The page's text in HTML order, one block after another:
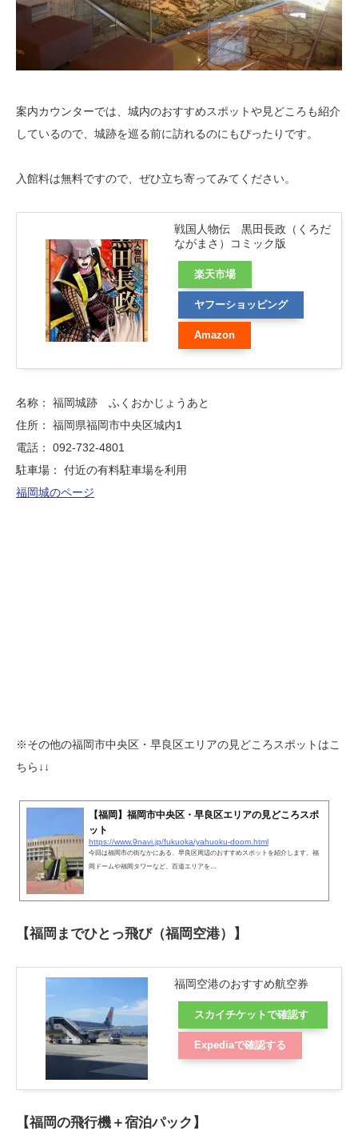
案内カウンターでは、城内のおすすめスポットや見どころも紹介
しているので、城跡を巡る前に訪れるのにもぴったりです。
入館料は無料ですので、ぜひ立ち寄ってみてください。
戦国人物伝 黒田長政（くろだ
ながまさ）コミック版
楽天市場
ヤフーショッピング
Amazon
名称： 福岡城跡 ふくおかじょうあと
住所： 福岡県福岡市中央区城内1
電話： 092-732-4801
駐車場： 付近の有料駐車場を利用
福岡城のページ
※その他の福岡市中央区・早良区エリアの見どころスポットはこ
ちら↓↓
【福岡】福岡市中央区・早良区エリアの見どころスポ
ット
https://www.9navi.jp/fukuoka/yahuoku-doom.html
今回は福岡市の街なかにある、早良区周辺のおすすめスポットを紹介します。福
岡ドームや福岡タワーなど、百道エリアを…
【福岡までひとっ飛び（福岡空港）】
福岡空港のおすすめ航空券
スカイチケットで確認す
る
Expediaで確認する
【福岡の飛行機＋宿泊パック】